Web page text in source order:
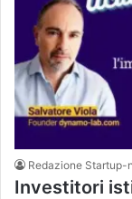
Redazione Startup-
Investitori